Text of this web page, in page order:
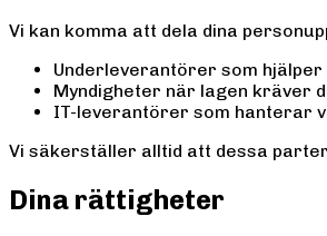
Vi kan komma att dela dina
Underleverantörer som
Myndigheter när lagen kräver
IT-leverantörer som hanterar
Vi säkerställer alltid att dessa
Dina rättigheter